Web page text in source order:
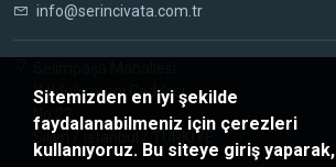
info@serincivata.com.tr
Yeldeğirmeni Caddesi
No:22
Silivri / İstanbul / TÜRKİYE
Sitemizden en iyi şekilde
faydalanabilmeniz için çerezleri
kullanıyoruz. Bu siteye giriş yaparak,